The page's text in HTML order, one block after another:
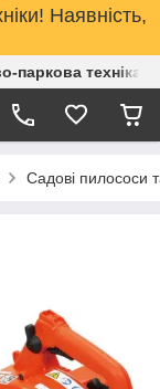
Наявність,
паркова техніка.
Садові пилососи